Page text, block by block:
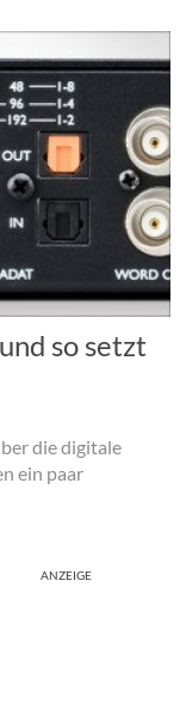
so setzt
die digitale
ein paar
ANZEIGE